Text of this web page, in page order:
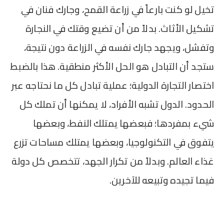
تخيل لو كنت بارعاً في زراعة القمح، وجارك فنان في
تشكيل الأثاث. بدلاً من أن تضيع وقتك في النجارة
وتفشل، ويجهد جارك نفسه في الزراعة دون نتيجة،
ستجد أن التبادل هو الحل الأكثر منطقية. هذا بالضبط
اختصار التجارة الدولية؛ عملية تبادل كل ما نحتاجه عبر
الحدود. الدول تشبه الأفراد، لا يمكنها أن تملك كل
شيء بمفردها؛ فبعضها يمتلك النفط، وبعضها
يتفوق في التكنولوجيا، وبعضها يمتلك مساحات تزرع
غذاء العالم. وبدلاً من تكرار الجهد، تتخصص كل دولة
فيما تجيده وتبيعه للآخرين.